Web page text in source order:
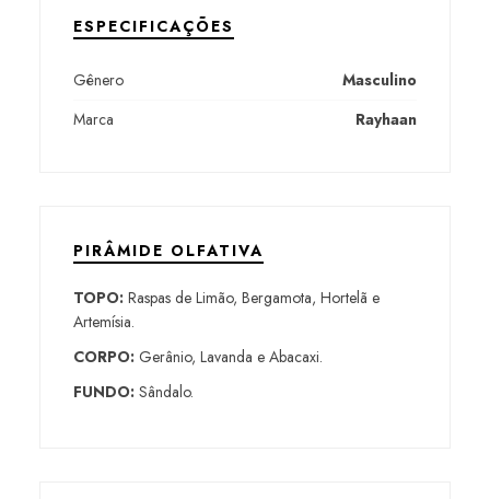
ESPECIFICAÇÕES
Gênero
Masculino
Marca
Rayhaan
PIRÂMIDE OLFATIVA
TOPO:Raspas de Limão, Bergamota, Hortelã e
Artemísia.
CORPO:Gerânio, Lavanda e Abacaxi.
FUNDO:Sândalo.